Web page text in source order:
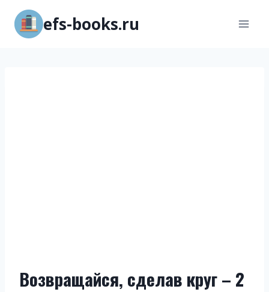
Перейти
содержимому
efs-books.ru
Возвращайся, сделав круг – 2